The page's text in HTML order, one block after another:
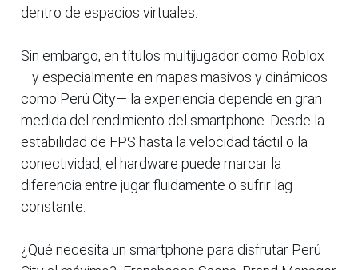
dentro de espacios virtuales.
Sin embargo, en títulos multijugador como Roblox
—y especialmente en mapas masivos y dinámicos
como Perú City— la experiencia depende en gran
medida del rendimiento del smartphone. Desde la
estabilidad de FPS hasta la velocidad táctil o la
conectividad, el hardware puede marcar la
diferencia entre jugar fluidamente o sufrir lag
constante.
¿Qué necesita un smartphone para disfrutar Perú